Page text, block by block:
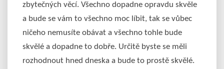
zbytečných věcí. Všechno dopadne opravdu skvěle
a bude se vám to všechno moc líbit, tak se vůbec
ničeho nemusíte obávat a všechno tohle bude
skvělé a dopadne to dobře. Určitě byste se měli
rozhodnout hned dneska a bude to prostě skvělé.